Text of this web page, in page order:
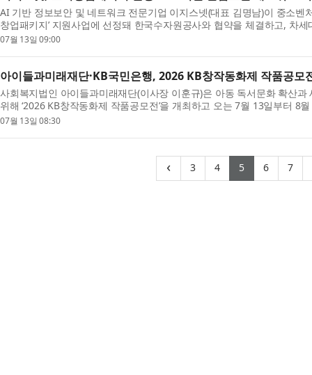
AI 기반 정보보안 및 네트워크 전문기업 이지스넷(대표 김명남)이 중소벤
창업패키지’ 지원사업에 선정돼 한국수자원공사와 협약을 체결하고, 차
술 개발에 착수했다고 밝혔...
07월 13일 09:00
아이들과미래재단·KB국민은행, 2026 KB창작동화제 작품공모
사회복지법인 아이들과미래재단(이사장 이훈규)은 아동 독서문화 확산과
위해 ‘2026 KB창작동화제 작품공모전’을 개최하고 오는 7월 13일부터 8
한다고 밝혔다. 이번 공모전...
07월 13일 08:30
‹ 3(current)
4(current)
5(current)
6 7